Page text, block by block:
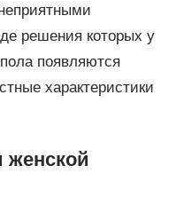
решения которых у
появляются
характеристики
женской